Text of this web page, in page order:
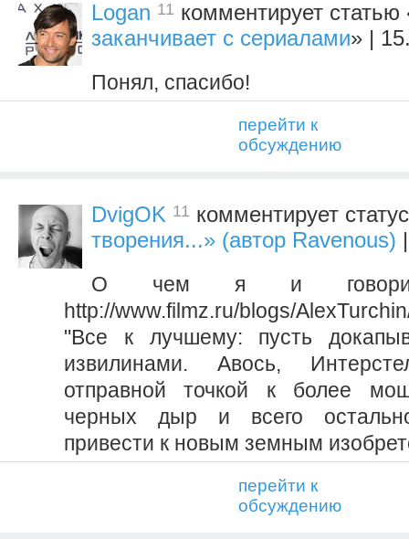
Logan 11 комментирует статью
заканчивает с сериалами» |
Понял, спасибо!
перейти к
обсуждению
DvigOK 11 комментирует
творения...» (автор Ravenous)
О чем я и
http://www.filmz.ru/blogs/
"Все к лучшему: пусть
извилинами. Авось,
отправной точкой к более
черных дыр и всего
привести к новым земным
перейти к
обсуждению